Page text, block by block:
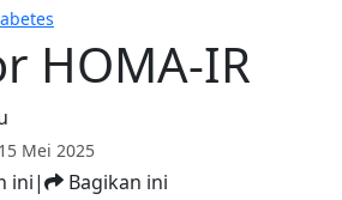
HOMA-IR
Mei 2025
ini| Bagikan ini